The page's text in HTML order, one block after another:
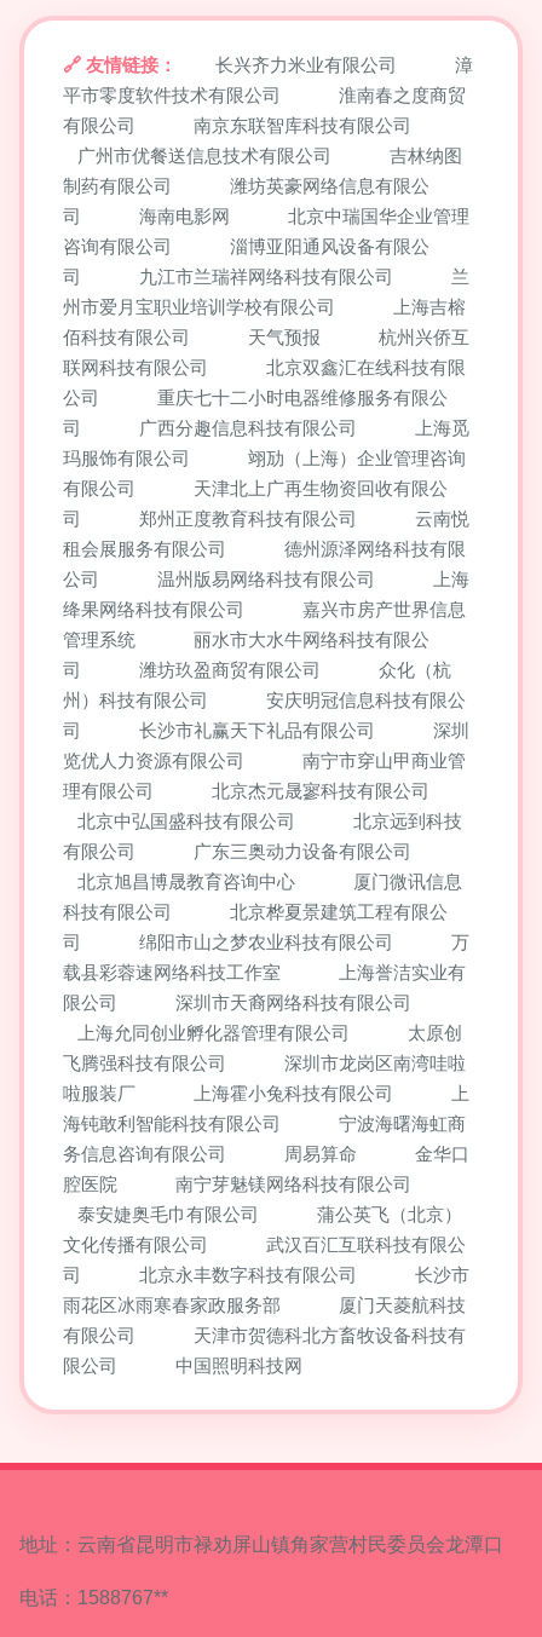
友情链接： 长兴齐力米业有限公司
漳
平市零度软件技术有限公司
淮南春之度商贸
有限公司
南京东联智库科技有限公司
广州市优餐送信息技术有限公司
吉林纳图
制药有限公司
潍坊英豪网络信息有限公
司
海南电影网
北京中瑞国华企业管理
咨询有限公司
淄博亚阳通风设备有限公
司
九江市兰瑞祥网络科技有限公司
兰
州市爱月宝职业培训学校有限公司
上海吉榕
佰科技有限公司
天气预报
杭州兴侨互
联网科技有限公司
北京双鑫汇在线科技有限
公司
重庆七十二小时电器维修服务有限公
司
广西分趣信息科技有限公司
上海觅
玛服饰有限公司
翊劢（上海）企业管理咨询
有限公司
天津北上广再生物资回收有限公
司
郑州正度教育科技有限公司
云南悦
租会展服务有限公司
德州源泽网络科技有限
公司
温州版易网络科技有限公司
上海
绛果网络科技有限公司
嘉兴市房产世界信息
管理系统
丽水市大水牛网络科技有限公
司
潍坊玖盈商贸有限公司
众化（杭
州）科技有限公司
安庆明冠信息科技有限公
司
长沙市礼赢天下礼品有限公司
深圳
览优人力资源有限公司
南宁市穿山甲商业管
理有限公司
北京杰元晟寥科技有限公司
北京中弘国盛科技有限公司
北京远到科技
有限公司
广东三奥动力设备有限公司
北京旭昌博晟教育咨询中心
厦门微讯信息
科技有限公司
北京桦夏景建筑工程有限公
司
绵阳市山之梦农业科技有限公司
万
载县彩蓉速网络科技工作室
上海誉洁实业有
限公司
深圳市天裔网络科技有限公司
上海允同创业孵化器管理有限公司
太原创
飞腾强科技有限公司
深圳市龙岗区南湾哇啦
啦服装厂
上海霍小兔科技有限公司
上
海钝敢利智能科技有限公司
宁波海曙海虹商
务信息咨询有限公司
周易算命
金华口
腔医院
南宁芽魅镁网络科技有限公司
泰安婕奥毛巾有限公司
蒲公英飞（北京）
文化传播有限公司
武汉百汇互联科技有限公
司
北京永丰数字科技有限公司
长沙市
雨花区冰雨寒春家政服务部
厦门天菱航科技
有限公司
天津市贺德科北方畜牧设备科技有
限公司
中国照明科技网
地址：云南省昆明市禄劝屏山镇角家营村民委员会龙潭口
电话：1588767**